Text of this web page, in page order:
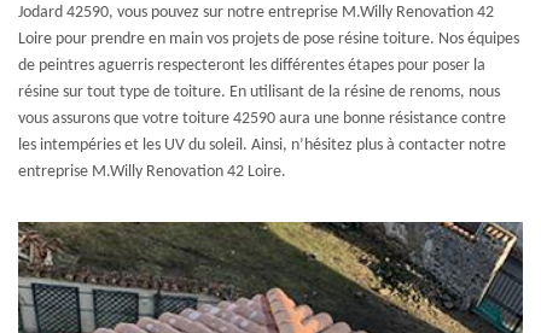
Jodard 42590, vous pouvez sur notre entreprise M.Willy Renovation 42
Loire pour prendre en main vos projets de pose résine toiture. Nos équipes
de peintres aguerris respecteront les différentes étapes pour poser la
résine sur tout type de toiture. En utilisant de la résine de renoms, nous
vous assurons que votre toiture 42590 aura une bonne résistance contre
les intempéries et les UV du soleil. Ainsi, n’hésitez plus à contacter notre
entreprise M.Willy Renovation 42 Loire.